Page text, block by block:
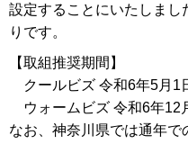
設定することにいたしまし
りです。
【取組推奨期間】
クールビズ 令和6年5月1
ウォームビズ 令和6年12
なお、神奈川県では通年で